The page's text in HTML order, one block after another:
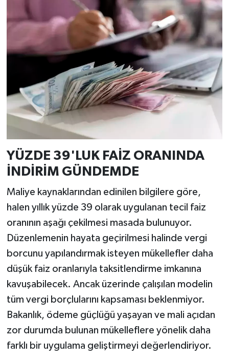
YÜZDE 39'LUK FAİZ ORANINDA
İNDİRİM GÜNDEMDE
Maliye kaynaklarından edinilen bilgilere göre,
halen yıllık yüzde 39 olarak uygulanan tecil faiz
oranının aşağı çekilmesi masada bulunuyor.
Düzenlemenin hayata geçirilmesi halinde vergi
borcunu yapılandırmak isteyen mükellefler daha
düşük faiz oranlarıyla taksitlendirme imkanına
kavuşabilecek. Ancak üzerinde çalışılan modelin
tüm vergi borçlularını kapsaması beklenmiyor.
Bakanlık, ödeme güçlüğü yaşayan ve mali açıdan
zor durumda bulunan mükelleflere yönelik daha
farklı bir uygulama geliştirmeyi değerlendiriyor.